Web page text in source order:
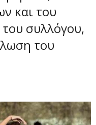
και του
συλλόγου,
του